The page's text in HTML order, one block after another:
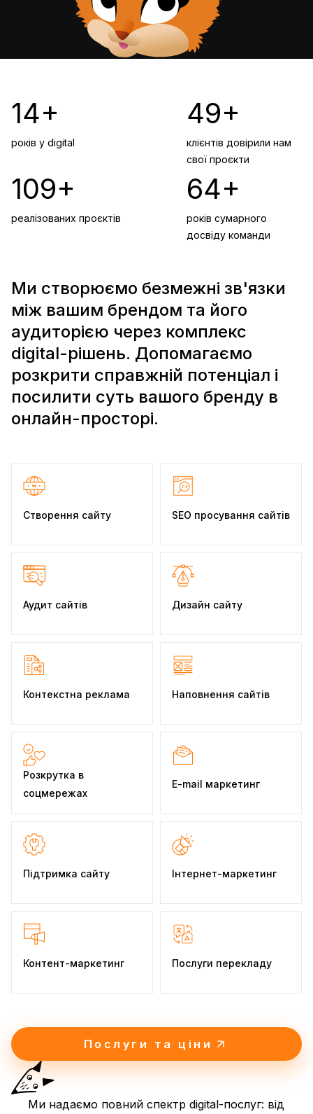
15+
років у digital
50+
клієнтів довірили нам
свої проєкти
110+
реалізованих проєктів
65+
років сумарного
досвіду команди
Ми створюємо безмежні зв'язки
між вашим брендом та його
аудиторією через комплекс
digital-рішень. Допомагаємо
розкрити справжній потенціал і
посилити суть вашого бренду в
онлайн-просторі.
Створення сайту SEO просування сайтів
Аудит сайтів Дизайн сайту
Контекстна реклама Наповнення сайтів
Розкрутка в
соцмережах
E-mail маркетинг
Підтримка сайту Інтернет-маркетинг
Контент-маркетинг Послуги перекладу
Послуги та ціни
Ми надаємо повний спектр digital-послуг: від